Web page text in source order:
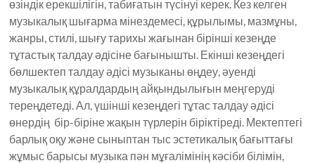
өзіндік ерекшілігін, табиғатын түсінуі керек. Кез келген
музыкалық шығарма мінездемесі, құрылымы, мазмұны,
жанры, стилі, шығу тарихы жағынан бірінші кезеңде
тұтастық талдау әдісіне бағынышты. Екінші кезеңдегі
бөлшектеп талдау әдісі музыканы өңдеу, әуенді
музыкалық құралдардың айқындылығын меңгеруді
тереңдетеді. Ал, үшінші кезеңдегі тұтас талдау әдісі
өнердің бір-біріне жақын түрлерін біріктіреді. Мектептегі
барлық оқу және сыныптан тыс эстетикалық бағыттағы
жұмыс барысы музыка пән мұғалімінің кәсіби білімін,